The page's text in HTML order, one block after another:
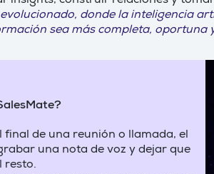
evolucionado, donde la inteligencia
sea más completa, oportuna
final de una reunión o llamada, el
una nota de voz y dejar que
resto.